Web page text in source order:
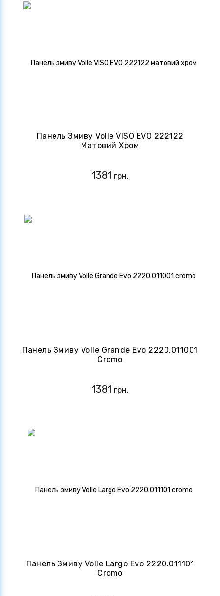
Панель Змиву Volle VISO EVO 222122
Матовий Хром
1381 грн.
Панель Змиву Volle Grande Evo 2220.011001
Cromo
1381 грн.
Панель Змиву Volle Largo Evo 2220.011101
Cromo